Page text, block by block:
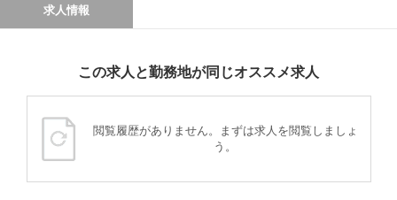
求人情報
この求人と勤務地が同じオススメ求人
閲覧履歴がありません。まずは求人を閲覧しましょ
う。